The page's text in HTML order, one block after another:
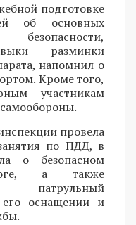
подготовке
об основных
разминки
напомнил о
Кроме того,
участникам
провела
по ПДД, в
о безопасном
а также
патрульный
его оснащении и